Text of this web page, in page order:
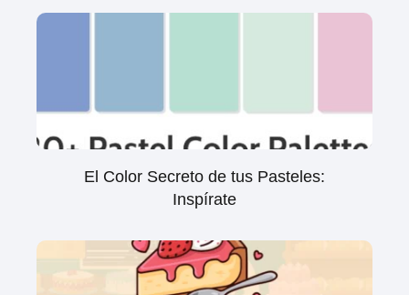
El Color Secreto de tus Pasteles:
Inspírate